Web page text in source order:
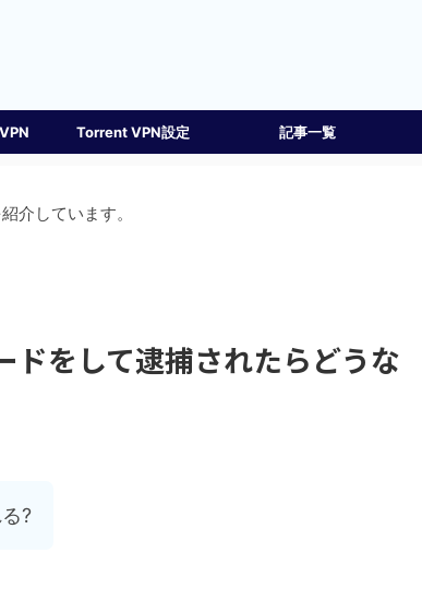
Torrent VPN設定 記事一覧
介しています。
ドをして逮捕されたらどうな
?